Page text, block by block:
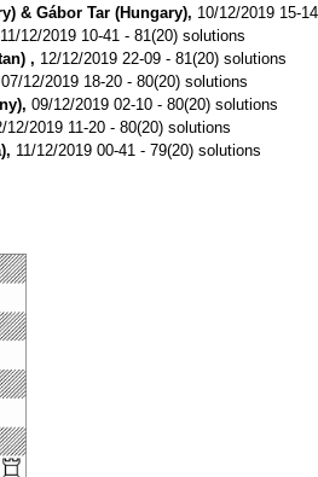
& Gábor Tar (Hungary), 10/12/2019 15-
11/12/2019 10-41 - 81(20) solutions
, 12/12/2019 22-09 - 81(20) solutions
07/12/2019 18-20 - 80(20) solutions
09/12/2019 02-10 - 80(20) solutions
12/2019 11-20 - 80(20) solutions
11/12/2019 00-41 - 79(20) solutions